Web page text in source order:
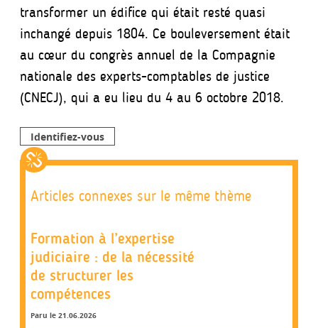
transformer un édifice qui était resté quasi
inchangé depuis 1804. Ce bouleversement était
au cœur du congrès annuel de la Compagnie
nationale des experts-comptables de justice
(CNECJ), qui a eu lieu du 4 au 6 octobre 2018.
Identifiez-vous
Articles connexes sur le même thème
Formation à l’expertise
judiciaire : de la nécessité
de structurer les
compétences
Paru le 21.06.2026